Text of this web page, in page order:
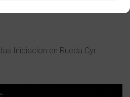
Iniciacion en Rueda Cyr.